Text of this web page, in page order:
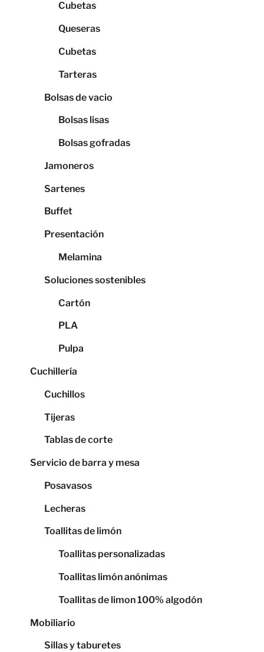
Cubetas
Queseras
Cubetas
Tarteras
Bolsas de vacio
Bolsas lisas
Bolsas gofradas
Jamoneros
Sartenes
Buffet
Presentación
Melamina
Soluciones sostenibles
Cartón
PLA
Pulpa
Cuchillería
Cuchillos
Tijeras
Tablas de corte
Servicio de barra y mesa
Posavasos
Lecheras
Toallitas de limón
Toallitas personalizadas
Toallitas limón anónimas
Toallitas de limon 100% algodón
Mobiliario
Sillas y taburetes